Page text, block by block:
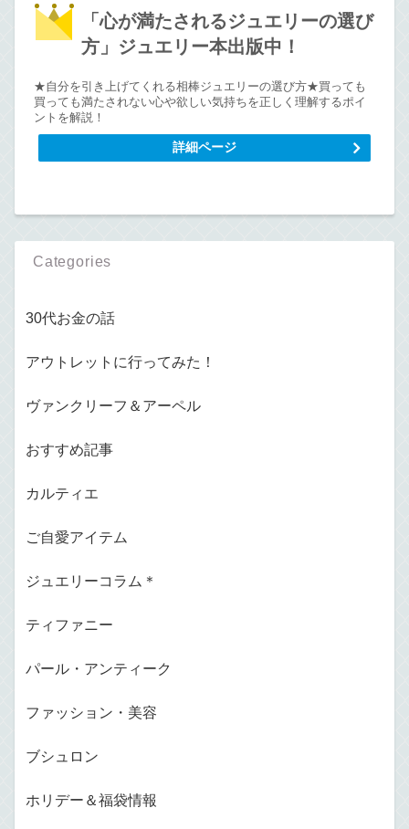
「心が満たされるジュエリーの選び
方」ジュエリー本出版中！
★自分を引き上げてくれる相棒ジュエリーの選び方★買っても
買っても満たされない心や欲しい気持ちを正しく理解するポイ
ントを解説！
詳細ページ
Categories
30代お金の話
アウトレットに行ってみた！
ヴァンクリーフ＆アーペル
おすすめ記事
カルティエ
ご自愛アイテム
ジュエリーコラム＊
ティファニー
パール・アンティーク
ファッション・美容
ブシュロン
ホリデー＆福袋情報